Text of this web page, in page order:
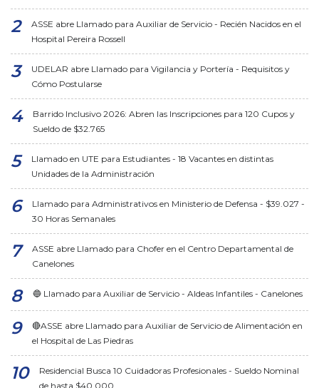
ASSE abre Llamado para Auxiliar de Servicio - Recién Nacidos en el
Hospital Pereira Rossell
UDELAR abre Llamado para Vigilancia y Portería - Requisitos y
Cómo Postularse
Barrido Inclusivo 2026: Abren las Inscripciones para 120 Cupos y
Sueldo de $32.765
Llamado en UTE para Estudiantes - 18 Vacantes en distintas
Unidades de la Administración
Llamado para Administrativos en Ministerio de Defensa - $39.027 -
30 Horas Semanales
ASSE abre Llamado para Chofer en el Centro Departamental de
Canelones
🔵 Llamado para Auxiliar de Servicio - Aldeas Infantiles - Canelones
🔴ASSE abre Llamado para Auxiliar de Servicio de Alimentación en
el Hospital de Las Piedras
Residencial Busca 10 Cuidadoras Profesionales - Sueldo Nominal
de hasta $40.000